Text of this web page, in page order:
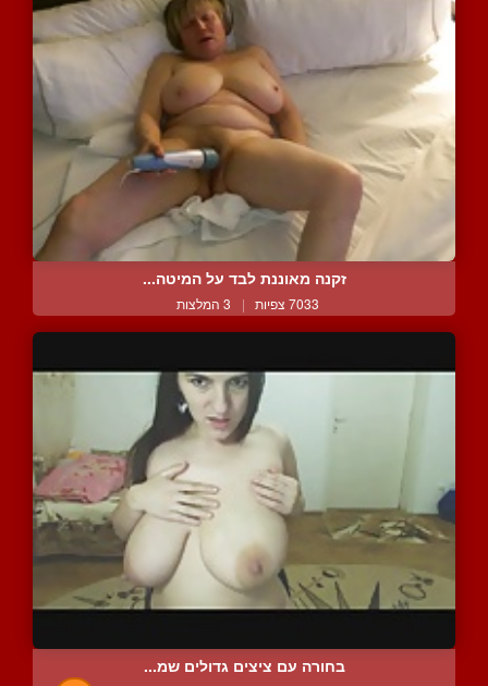
זקנה מאוננת לבד על המיטה...
7033 צפיות | 3 המלצות
בחורה עם ציצים גדולים שמ...